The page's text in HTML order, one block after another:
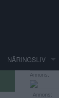
NÄRINGSLIV
Annons:
Annons: